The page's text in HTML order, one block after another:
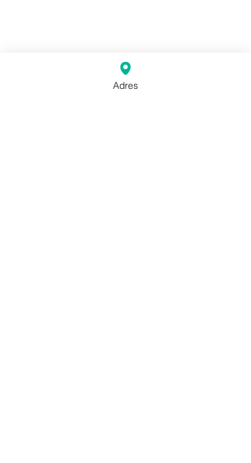
Adres